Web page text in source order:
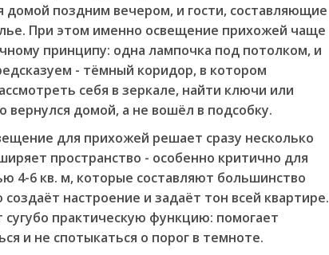
поздним вечером, и гости, составляющие
При этом именно освещение прихожей чаще
принципу: одна лампочка под потолком, и
- тёмный коридор, в котором
себя в зеркале, найти ключи или
вернулся домой, а не вошёл в подсобку.
для прихожей решает сразу несколько
пространство - особенно критично для
4-6 кв. м, которые составляют большинство
настроение и задаёт тон всей квартире.
практическую функцию: помогает
и не спотыкаться о порог в темноте.